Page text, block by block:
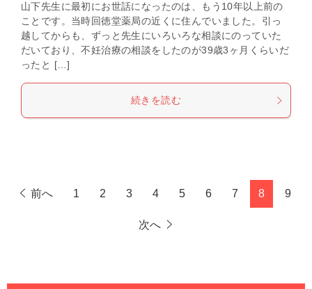
山下先生に最初にお世話になったのは、もう10年以上前の
ことです。当時回徳堂薬局の近くに住んでいました。引っ
越してからも、ずっと先生にいろいろな相談にのっていた
だいており、不妊治療の相談をしたのが39歳3ヶ月くらいだ
ったと […]
続きを読む
前へ 1 2 3 4 5 6 7 8 9
次へ